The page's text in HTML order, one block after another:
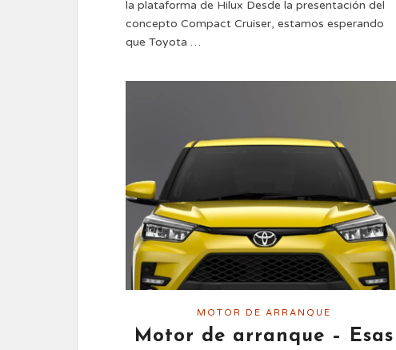
la plataforma de Hilux Desde la presentación del
concepto Compact Cruiser, estamos esperando
que Toyota …
MOTOR DE ARRANQUE
Motor de arranque – Esas